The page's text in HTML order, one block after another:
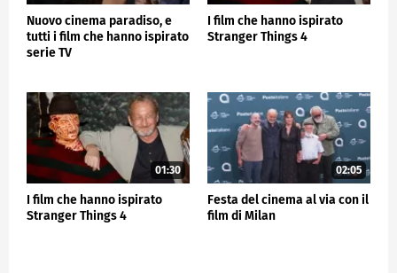
Nuovo cinema paradiso, e
tutti i film che hanno ispirato
serie TV
I film che hanno ispirato
Stranger Things 4
01:30
I film che hanno ispirato
Stranger Things 4
02:05
Festa del cinema al via con il
film di Milan